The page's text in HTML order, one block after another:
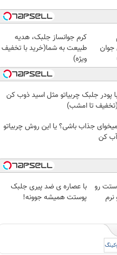
جوان
کرم جوانساز جلبک، هدیه
طبیعت به شما(خرید با تخفیف
ویژه)
پودر جلبک چربیاتو مثل اسید ذوب کن
تا امشب)
میخوای جذاب باشی؟ یا این روش چربیاتو
کن
رو
با عصاره ی ضد پیری جلبک
پوستت همیشه جوونه!